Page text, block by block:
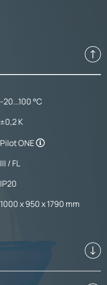
-20...100 °C
±0,2 K
Pilot ONE
III / FL
IP20
1000 x 950 x 1790 mm